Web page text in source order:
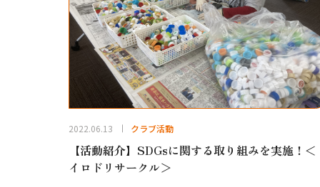
2022.06.13 クラブ活動
【活動紹介】SDGsに関する取り組みを実施！＜
イロドリサークル＞